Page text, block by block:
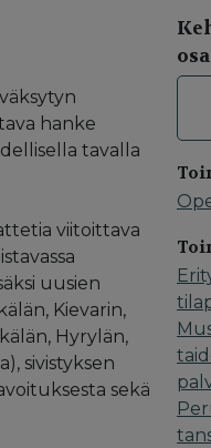
hanke
tavalla
viitoittava
uusien
Kievarin,
Hyrylän,
sivistyksen
sekä